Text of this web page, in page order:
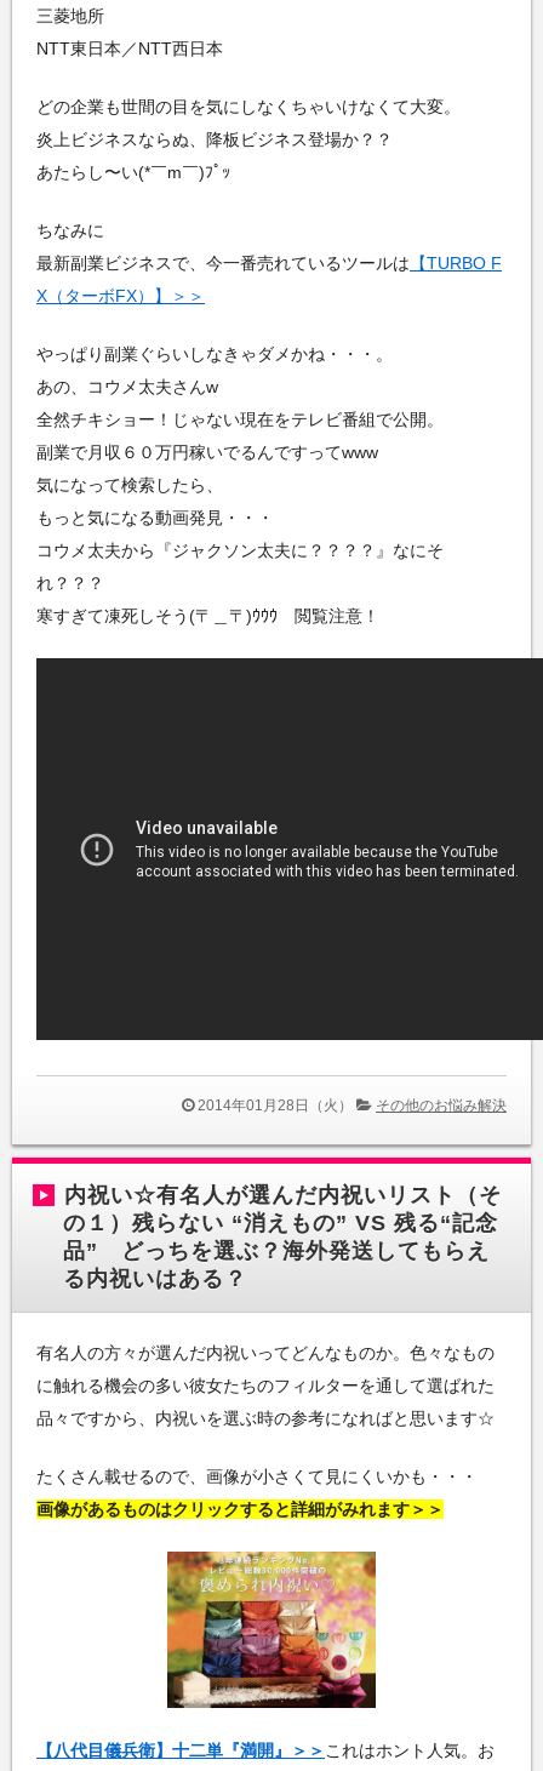
三菱地所
NTT東日本／NTT西日本
どの企業も世間の目を気にしなくちゃいけなくて大変。
炎上ビジネスならぬ、降板ビジネス登場か？？
あたらし〜い(*￣m￣)ﾌﾟｯ
ちなみに
最新副業ビジネスで、今一番売れているツールは 【TURBO F
X（ターボFX）】＞＞
やっぱり副業ぐらいしなきゃダメかね・・・。
あの、コウメ太夫さんw
全然チキショー！じゃない現在をテレビ番組で公開。
副業で月収６０万円稼いでるんですってwww
気になって検索したら、
もっと気になる動画発見・・・
コウメ太夫から『ジャクソン太夫に？？？？』なにそ
れ？？？
寒すぎて凍死しそう(〒＿〒)ｳｳｳ 閲覧注意！
2014年01月28日（火） その他のお悩み解決
内祝い☆有名人が選んだ内祝いリスト（そ
の１）残らない “消えもの” VS 残る“記念
品” どっちを選ぶ？海外発送してもらえ
る内祝いはある？
有名人の方々が選んだ内祝いってどんなものか。色々なもの
に触れる機会の多い彼女たちのフィルターを通して選ばれた
品々ですから、内祝いを選ぶ時の参考になればと思います☆
たくさん載せるので、画像が小さくて見にくいかも・・・
画像があるものはクリックすると詳細がみれます＞＞
【八代目儀兵衛】十二単『満開』＞＞ これはホント人気。お